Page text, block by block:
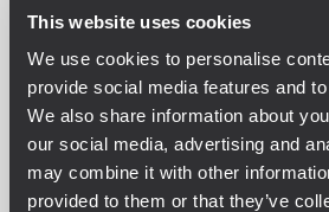
This website uses cookies
We use cookies to personalise
provide social media features and
We also share information about
our social media, advertising and
may combine it with other
provided to them or that they’ve
CVR 4X HDL